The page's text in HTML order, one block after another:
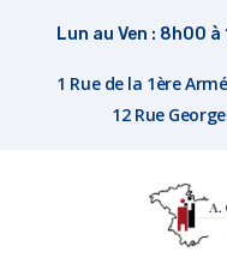
Lun au Ven : 8h00
1 Rue de la 1ère
12 Rue